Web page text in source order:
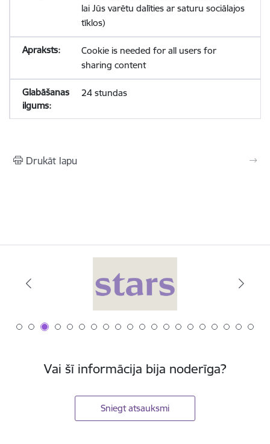
lai Jūs varētu dalīties ar saturu sociālajos
tīklos)
Cookie is needed for all users for
sharing content
24 stundas
Drukāt lapu
Vai šī informācija bija noderīga?
Sniegt atsauksmi